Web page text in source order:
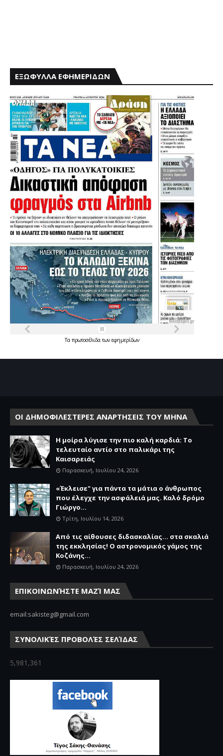
ΕΞΩΦΥΛΛΑ ΕΦΗΜΕΡΙΔΩΝ
Τα πρωτοσέλιδατων εφημερίδων
ΟΙ ΔΗΜΟΦΙΛΕΣΤΕΡΕΣ ΑΝΑΡΤΗΣΕΙΣ ΤΟΥ ΜΗΝΑ
Η μοίρα λύγισε την πιο καλή καρδιά: Το
τελευταίο αντίο στο παλικάρι της
Καισαρειάς
Παρασκευή, Ιουλίου 24, 2026
«Έκλεισε" για πάντα τα μάτια ο άνθρωπος
που έλεγχε την ασφάλειά μας. Καλό δρόμο
Γιώργο...
Τρίτη, Ιουλίου 14, 2026
Από τις αίθουσες διδασκαλίας… στα σκαλιά
της εκκλησίας! Ο αστρονομικός γάμος της
Κοζάνης...
Παρασκευή, Ιουλίου 24, 2026
ΕΠΙΚΟΙΝΩΝΉΣΤΕ ΜΑΖΊ ΜΑΣ
email:sakisteg@gmail.com
ΣΥΝΟΛΙΚΈΣ ΠΡΟΒΟΛΈΣ ΣΕΛΊΔΑΣ
5,981,361